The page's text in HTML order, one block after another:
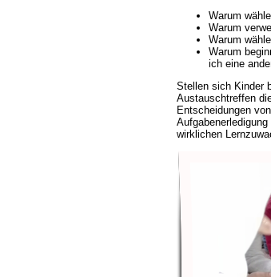
Warum
Warum
Warum
Warum
ich eine
Stellen sich Kinder
Austauschtreffen
Entscheidungen
wirklichen